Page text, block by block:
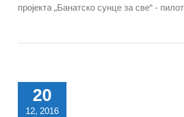
пројекта „Банатско сунце за све“ -
20
12, 2016